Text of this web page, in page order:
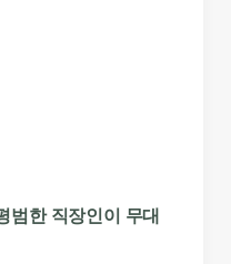
범한 직장인이 무대